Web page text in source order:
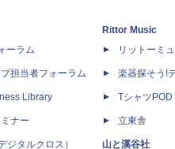
ーラム
担当者フォーラム
Library
ナー
ジタルクロス）
Rittor Music
リットーミ
楽器探そう!
Tシャツ
立東舎
山と溪谷社